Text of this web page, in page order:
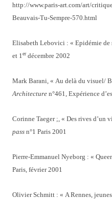
http://www.paris-art.com/art/
Beauvais-Tu-Sempre-570.html
Elisabeth Lebovici : « Epidémie de
et 1erdécembre 2002
Mark Barani, « Au delà du visuel/
Architecture n°461, Expérience
Corinne Taeger ;, « Des rives d’un
pass n°1 Paris 2001
Pierre-Emmanuel Nyeborg : «
Paris, février 2001
Olivier Schmitt : « A Rennes,